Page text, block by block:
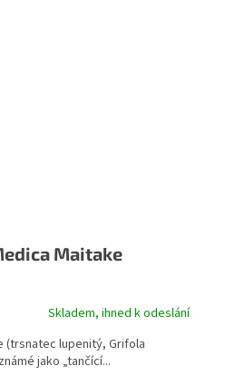
Maitake
Skladem, ihned k odeslání
(trsnatec lupenitý, Grifola
jako „tančící...